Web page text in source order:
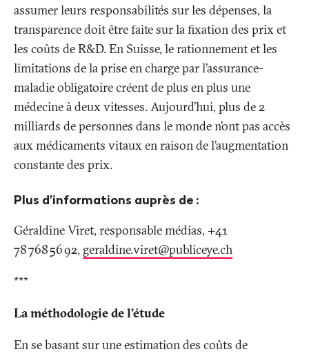
assumer leurs responsabilités sur les dépenses, la
transparence doit être faite sur la fixation des prix et
les coûts de R&D. En Suisse, le rationnement et les
limitations de la prise en charge par l’assurance-
maladie obligatoire créent de plus en plus une
médecine à deux vitesses. Aujourd’hui, plus de 2
milliards de personnes dans le monde n’ont pas accès
aux médicaments vitaux en raison de l’augmentation
constante des prix.
Plus d’informations auprès de :
Géraldine Viret, responsable médias, +41
78 768 56 92, geraldine.viret@publiceye.ch
***
La méthodologie de l’étude
En se basant sur une estimation des coûts de